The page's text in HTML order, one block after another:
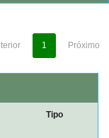
1 Próximo
Tipo